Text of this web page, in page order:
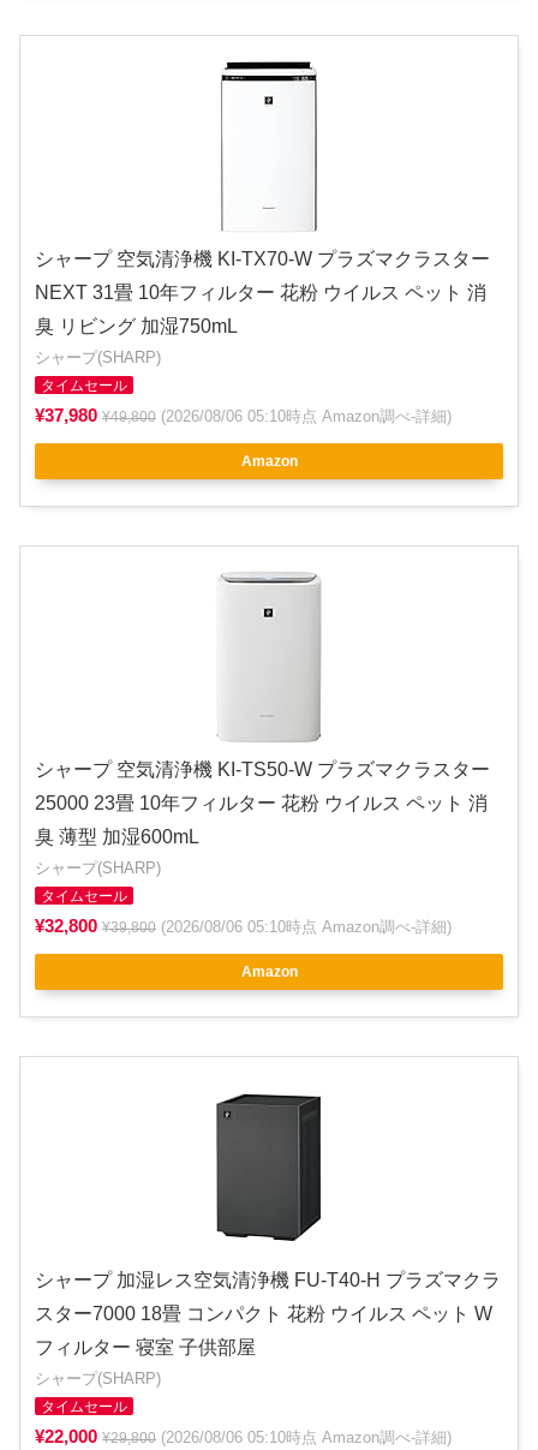
シャープ 空気清浄機 KI-TX70-W プラズマクラスター
NEXT 31畳 10年フィルター 花粉 ウイルス ペット 消
臭 リビング 加湿750mL
シャープ(SHARP)
タイムセール
¥37,980 ¥49,800 (2026/08/06 05:10時点 Amazon調べ-詳細)
Amazon
シャープ 空気清浄機 KI-TS50-W プラズマクラスター
25000 23畳 10年フィルター 花粉 ウイルス ペット 消
臭 薄型 加湿600mL
シャープ(SHARP)
タイムセール
¥32,800 ¥39,800 (2026/08/06 05:10時点 Amazon調べ-詳細)
Amazon
シャープ 加湿レス空気清浄機 FU-T40-H プラズマクラ
スター7000 18畳 コンパクト 花粉 ウイルス ペット W
フィルター 寝室 子供部屋
シャープ(SHARP)
タイムセール
¥22,000 ¥29,800 (2026/08/06 05:10時点 Amazon調べ-詳細)